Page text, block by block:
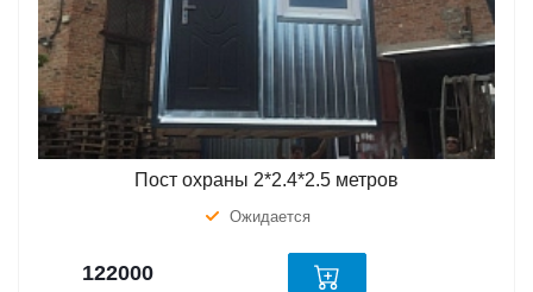
Пост охраны 2*2.4*2.5 метров
Ожидается
122000